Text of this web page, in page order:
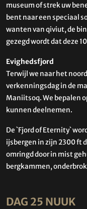
museum of strek uw
bent naar een speciaal
wanten van qiviut, de
gezegd wordt dat deze
Evighedsfjord
Terwijl we naar het
verkenningsdag in de
Maniitsoq. We bepalen
kunnen deelnemen.
De `Fjord of Eternity`
ijsbergen in zijn 2300 ft
omringd door in mist
bergkammen,
DAG 25 NUUK